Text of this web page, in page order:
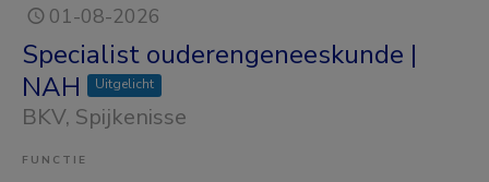
01-08-2026
Specialist ouderengeneeskunde |
NAH
Uitgelicht
BKV, Spijkenisse
FUNCTIE